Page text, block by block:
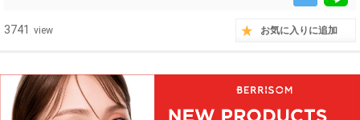
3741 view お気に入りに追加